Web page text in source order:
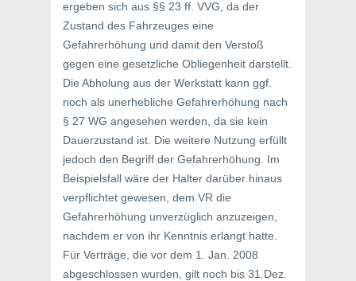
ergeben sich aus §§ 23 ff. VVG, da der
Zustand des Fahrzeuges eine
Gefahrerhöhung und damit den Verstoß
gegen eine gesetzliche Obliegenheit darstellt.
Die Abholung aus der Werkstatt kann ggf.
noch als unerhebliche Gefahrerhöhung nach
§ 27 WG angesehen werden, da sie kein
Dauerzustand ist. Die weitere Nutzung erfüllt
jedoch den Begriff der Gefahrerhöhung. Im
Beispielsfall wäre der Halter darüber hinaus
verpflichtet gewesen, dem VR die
Gefahrerhöhung unverzüglich anzuzeigen,
nachdem er von ihr Kenntnis erlangt hatte.
Für Verträge, die vor dem 1. Jan. 2008
abgeschlossen wurden, gilt noch bis 31.Dez.